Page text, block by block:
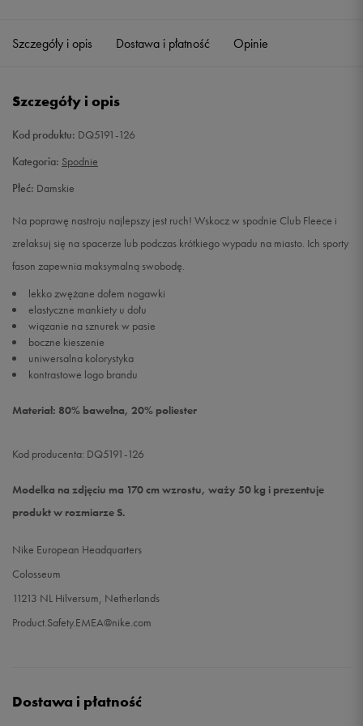
Szczegóły i opis Dostawa i płatność Opinie
Szczegóły i opis
Kod produktu: DQ5191-126
Kategoria: Spodnie
Płeć: Damskie
Na poprawę nastroju najlepszy jest ruch! Wskocz w spodnie Club Fleece i
zrelaksuj się na spacerze lub podczas krótkiego wypadu na miasto. Ich sporty
fason zapewnia maksymalną swobodę.
lekko zwężane dołem nogawki
elastyczne mankiety u dołu
wiązanie na sznurek w pasie
boczne kieszenie
uniwersalna kolorystyka
kontrastowe logo brandu
Materiał: 80% bawełna, 20% poliester
Kod producenta: DQ5191-126
Modelka na zdjęciu ma 170 cm wzrostu, waży 50 kg i prezentuje
produkt w rozmiarze S.
Nike European Headquarters
Colosseum
11213 NL Hilversum, Netherlands
Product.Safety.EMEA@nike.com
Dostawa i płatność